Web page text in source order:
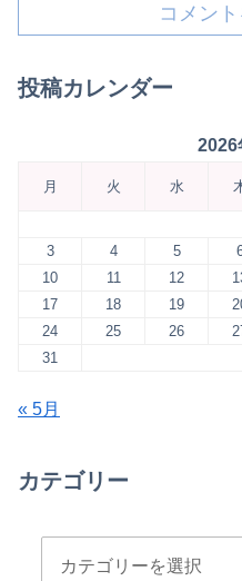
コメン
投稿カレンダー
2026
月 火 水
3
4 5
10
11 12
17
18 19
24
25 26
31
« 5月
カテゴリー